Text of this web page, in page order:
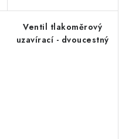
Ventil tlakoměrový
uzavírací - dvoucestný